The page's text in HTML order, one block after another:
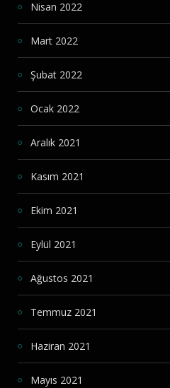
Nisan 2022
Mart 2022
Şubat 2022
Ocak 2022
Aralık 2021
Kasım 2021
Ekim 2021
Eylül 2021
Ağustos 2021
Temmuz 2021
Haziran 2021
Mayıs 2021